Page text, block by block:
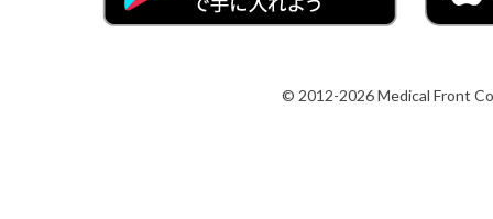
© 2012-2026 Medical Front